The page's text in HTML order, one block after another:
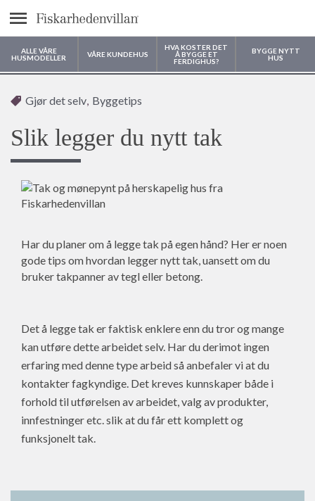
text.menu
ALLE VÅRE
HUSMODELLER
VÅRE KUNDEHUS
HVA KOSTER DET
Å BYGGE ET
FERDIGHUS?
BYGGE NYTT
HUS
Hvor vil du bygge huset ditt?
Gjør det selv, Byggetips
Slik legger du nytt tak
Har du planer om å legge tak på egen hånd? Her er noen
gode tips om hvordan legger nytt tak, uansett om du
bruker takpanner av tegl eller betong.
Det å legge tak er faktisk enklere enn du tror og mange
kan utføre dette arbeidet selv. Har du derimot ingen
erfaring med denne type arbeid så anbefaler vi at du
kontakter fagkyndige. Det kreves kunnskaper både i
forhold til utførelsen av arbeidet, valg av produkter,
innfestninger etc. slik at du får ett komplett og
funksjonelt tak.